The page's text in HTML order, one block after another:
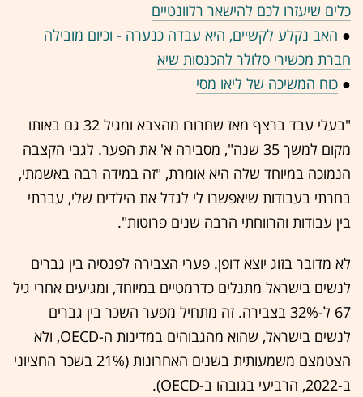
כלים שיעזרו לכם להישאר רלוונטיים
● האב נקלע לקשיים, היא עבדה כנערה - וכיום מובילה
חברת מכשירי סלולר להכנסות שיא
● כוח המשיכה של ליאו מסי
"בעלי עבד ברצף מאז שחרורו מהצבא ומגיל 32 גם באותו
מקום למשך 35 שנה", מסבירה א' את הפער. לגבי הקצבה
הנמוכה במיוחד שלה היא אומרת, "זה במידה רבה באשמתי,
בחרתי בעבודות שיאפשרו לי לגדל את הילדים שלי, עברתי
בין עבודות והרווחתי הרבה שנים פרוטות".
לא מדובר בזוג יוצא דופן. פערי הצבירה לפנסיה בין גברים
לנשים בישראל מתגלים כדרמטיים במיוחד, ומגיעים אחרי גיל
67 ל-32% בצבירה. זה מתחיל מפער השכר בין גברים
לנשים בישראל, שהוא מהגבוהים במדינות ה-OECD, ולא
הצטמצם משמעותית בשנים האחרונות (21% בשכר החציוני
ב-2022, הרביעי בגובהו ב-OECD).